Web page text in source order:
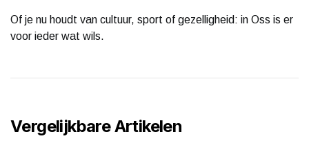
Of je nu houdt van cultuur, sport of gezelligheid: in Oss is er
voor ieder wat wils.
Vergelijkbare Artikelen